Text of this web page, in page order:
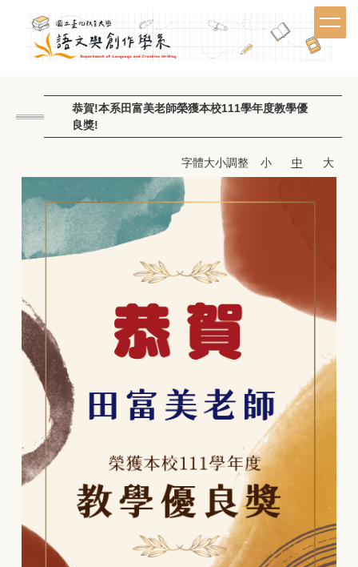
區
恭賀!本系田富美老師榮獲本校111學年度教學優
良獎!
字體大小調整 小 中 大